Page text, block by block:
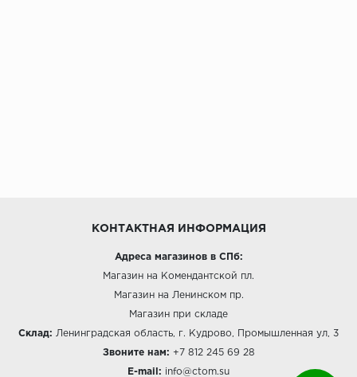
КОНТАКТНАЯ ИНФОРМАЦИЯ
Адреса магазинов в СПб:
Магазин на Комендантской пл.
Магазин на Ленинском пр.
Магазин при складе
Склад: Ленинградская область, г. Кудрово, Промышленная ул, 3
Звоните нам: +7 812 245 69 28
E-mail: info@ctom.su